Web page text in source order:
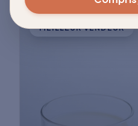
MEILLEUR VENDEUR